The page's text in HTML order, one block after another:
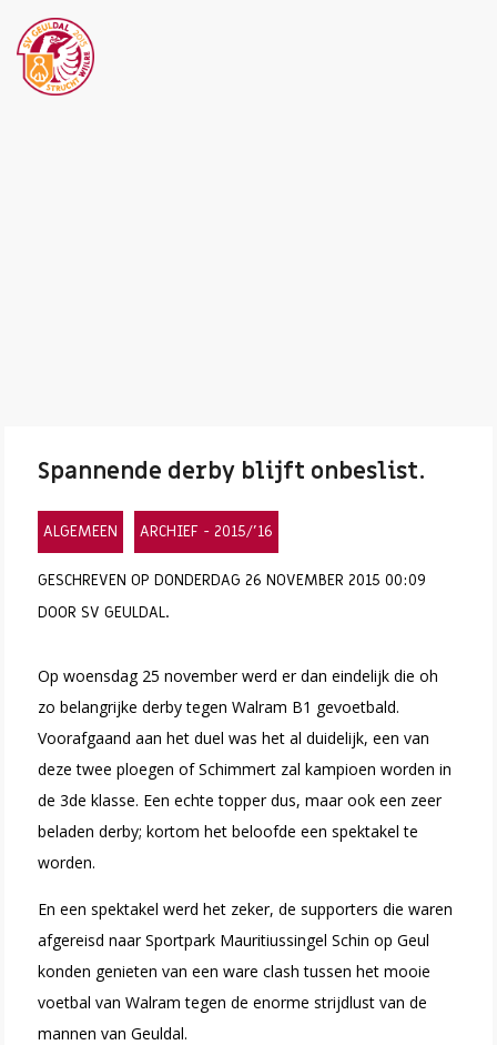
Spannende derby blijft onbeslist.
ALGEMEEN ARCHIEF - 2015/'16
GESCHREVEN OP DONDERDAG 26 NOVEMBER 2015 00:09
DOOR SV GEULDAL.
Op woensdag 25 november werd er dan eindelijk die oh
zo belangrijke derby tegen Walram B1 gevoetbald.
Voorafgaand aan het duel was het al duidelijk, een van
deze twee ploegen of Schimmert zal kampioen worden in
de 3de klasse. Een echte topper dus, maar ook een zeer
beladen derby; kortom het beloofde een spektakel te
worden.
En een spektakel werd het zeker, de supporters die waren
afgereisd naar Sportpark Mauritiussingel Schin op Geul
konden genieten van een ware clash tussen het mooie
voetbal van Walram tegen de enorme strijdlust van de
mannen van Geuldal.